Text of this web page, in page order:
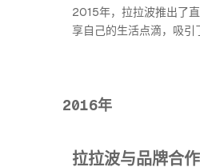
2015年，拉拉波推出了
享自己的生活点滴，吸引
2016年
拉拉波与品牌合